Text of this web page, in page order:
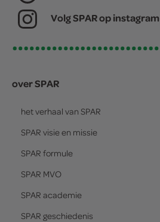
Volg SPAR op instagram
over SPAR
het verhaal van SPAR
SPAR visie en missie
SPAR formule
SPAR MVO
SPAR academie
SPAR geschiedenis